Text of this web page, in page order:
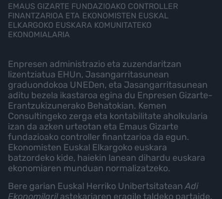
EMAUS GIZARTE FUNDAZIOAKO CONTROLLER
FINANTZARIOA ETA EKONOMISTEN EUSKAL
ELKARGOKO EUSKARA KOMUNITATEKO
EKONOMIALARIA
Enpresen administrazio eta zuzendaritzan
lizentziatua EHUn, Jasangarritasunean
graduondokoa UNEDen, eta Jasangarritasunean
aditu bezela ikastaroa egina du Enpresen Gizarte-
Erantzukizunerako Behatokian. Kemen
Consultingeko zerga eta kontabilitate aholkularia
izan da azken urteotan eta Emaus Gizarte
fundazioako controller finantzarioa da egun.
Ekonomisten Euskal Elkargoko euskara
batzordeko kide, haiekin lanean dihardu euskara
ekonomiaren munduan normalizatzeko.
Bere garian Euskal Herriko UnibertsitateanAdi
Ekonomilari! astekariaren eragile taldeko partaide.